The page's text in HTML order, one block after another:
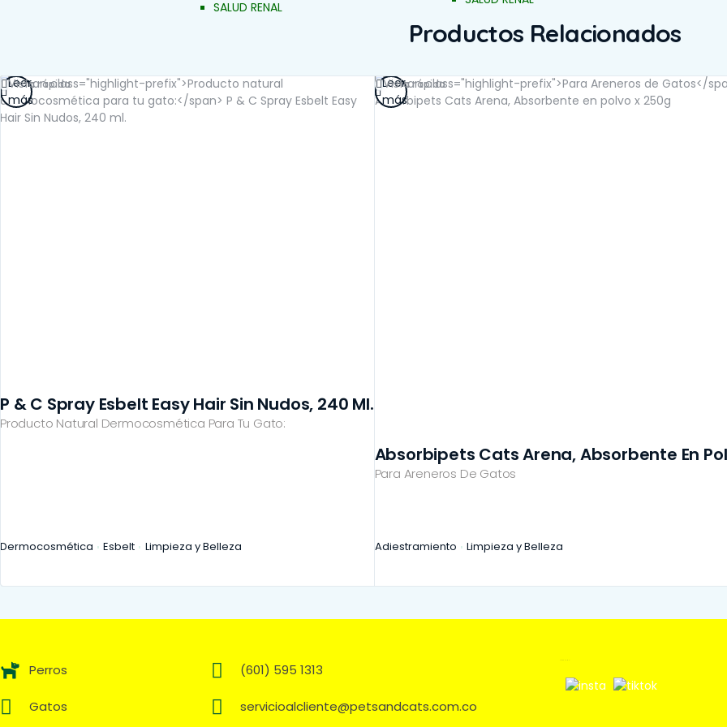
SALUD RENAL
Productos Relacionados
Vista rápida
Producto Natural Dermocosmética Para Tu Gato:
P & C Spray Esbelt Easy Hair Sin Nudos, 240 Ml.
Dermocosmética Esbelt Limpieza y Belleza
Leer
más
Vista rápida
Para Areneros De Gatos
Absorbipets Cats Arena, Absorbente En
Adiestramiento Limpieza y Belleza
Leer
más
Perros
Gatos
(601) 595 1313
servicioalcliente@petsandcats.com.co